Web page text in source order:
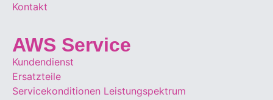
Kontakt
AWS Service
Kundendienst
Ersatzteile
Servicekonditionen Leistungspektrum